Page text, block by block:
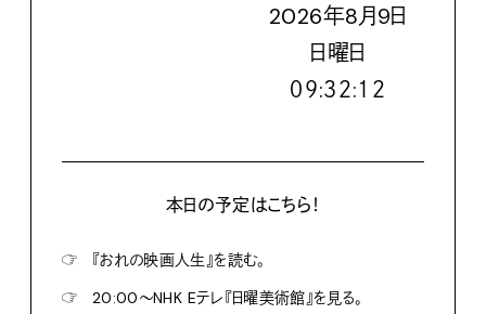
2026年8月9日
日曜日
０９:３２:１３
本日の予定はこちら！
☞
『おれの映画人生』を読む。
☞
20:00〜NHK Eテレ『日曜美術館』を見る。